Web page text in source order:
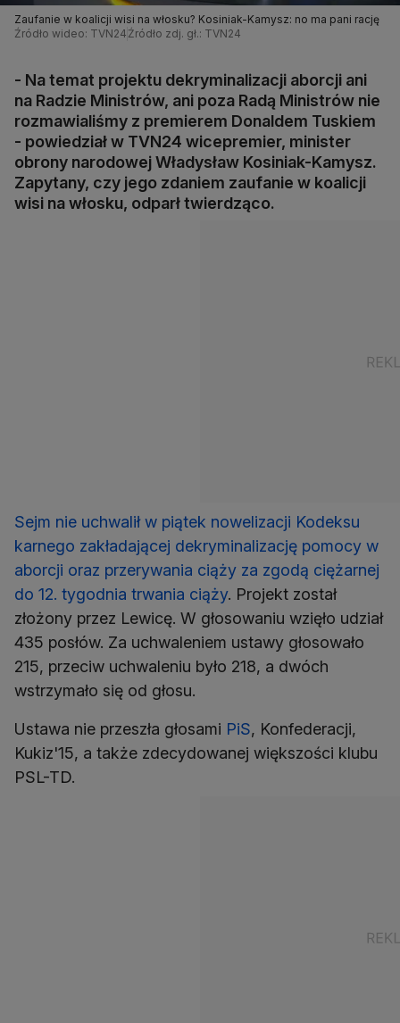
Zaufanie w koalicji wisi na włosku? Kosiniak-Kamysz: no ma pani rację
Źródło wideo: TVN24 Źródło zdj. gł.: TVN24
- Na temat projektu dekryminalizacji aborcji ani
na Radzie Ministrów, ani poza Radą Ministrów nie
rozmawialiśmy z premierem Donaldem Tuskiem
- powiedział w TVN24 wicepremier, minister
obrony narodowej Władysław Kosiniak-Kamysz.
Zapytany, czy jego zdaniem zaufanie w koalicji
wisi na włosku, odparł twierdząco.
Sejm nie uchwalił w piątek nowelizacji Kodeksu
karnego zakładającej dekryminalizację pomocy w
aborcji oraz przerywania ciąży za zgodą ciężarnej
do 12. tygodnia trwania ciąży. Projekt został
złożony przez Lewicę. W głosowaniu wzięło udział
435 posłów. Za uchwaleniem ustawy głosowało
215, przeciw uchwaleniu było 218, a dwóch
wstrzymało się od głosu.
Ustawa nie przeszła głosami PiS, Konfederacji,
Kukiz'15, a także zdecydowanej większości klubu
PSL-TD.